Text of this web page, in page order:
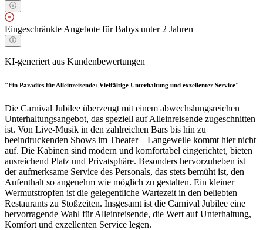
Eingeschränkte Angebote für Babys unter 2 Jahren
KI-generiert aus Kundenbewertungen
"Ein Paradies für Alleinreisende: Vielfältige Unterhaltung und exzellenter Service"
Die Carnival Jubilee überzeugt mit einem abwechslungsreichen
Unterhaltungsangebot, das speziell auf Alleinreisende zugeschnitten
ist. Von Live-Musik in den zahlreichen Bars bis hin zu
beeindruckenden Shows im Theater – Langeweile kommt hier nicht
auf. Die Kabinen sind modern und komfortabel eingerichtet, bieten
ausreichend Platz und Privatsphäre. Besonders hervorzuheben ist
der aufmerksame Service des Personals, das stets bemüht ist, den
Aufenthalt so angenehm wie möglich zu gestalten. Ein kleiner
Wermutstropfen ist die gelegentliche Wartezeit in den beliebten
Restaurants zu Stoßzeiten. Insgesamt ist die Carnival Jubilee eine
hervorragende Wahl für Alleinreisende, die Wert auf Unterhaltung,
Komfort und exzellenten Service legen.